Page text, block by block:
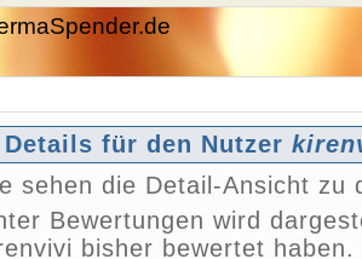
für den Nutzer
sehen die Detail-Ansicht zu
Bewertungen wird
bisher bewertet haben.